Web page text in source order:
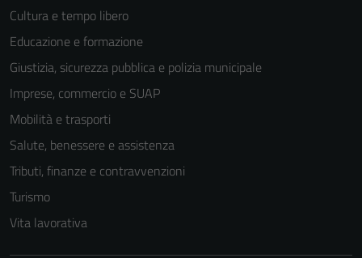
Cultura e tempo libero
Educazione e formazione
Giustizia, sicurezza pubblica e polizia municipale
Imprese, commercio e SUAP
Mobilità e trasporti
Salute, benessere e assistenza
Tributi, finanze e contravvenzioni
Turismo
Vita lavorativa